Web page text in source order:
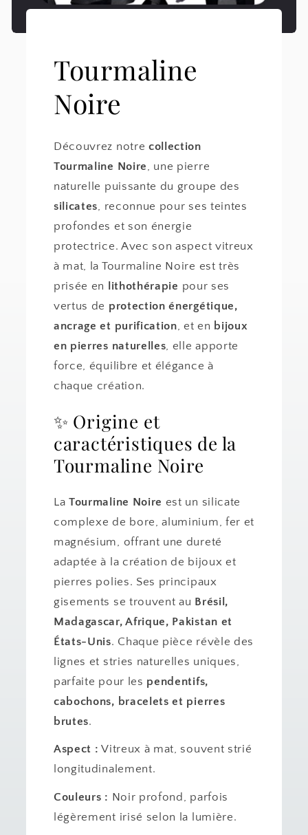
Tourmaline
Noire
Découvrez notre collection
Tourmaline Noire, une pierre
naturelle puissante du groupe des
silicates, reconnue pour ses teintes
profondes et son énergie
protectrice. Avec son aspect vitreux
à mat, la Tourmaline Noire est très
prisée en
lithothérapie pour ses
vertus de protection énergétique,
ancrage et purification, et en bijoux
en pierres naturelles, elle apporte
force, équilibre et élégance à
chaque création.
✨ Origine et
caractéristiques de la
Tourmaline Noire
La Tourmaline Noire est un silicate
complexe de bore, aluminium, fer et
magnésium, offrant une dureté
adaptée à la création de bijoux et
pierres polies. Ses principaux
gisements se trouvent au Brésil,
Madagascar, Afrique, Pakistan et
États-Unis. Chaque pièce révèle des
lignes et stries naturelles uniques,
parfaite pour les pendentifs,
cabochons, bracelets et pierres
brutes.
Aspect : Vitreux à mat, souvent strié
longitudinalement.
Couleurs : Noir profond, parfois
légèrement irisé selon la lumière.